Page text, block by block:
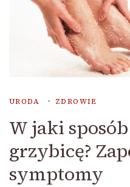
URODA ZDROWIE
W jaki
grzybicę?
symptomy